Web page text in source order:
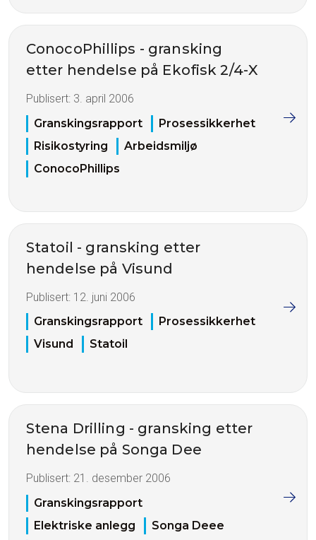
ConocoPhillips - gransking
etter hendelse på Ekofisk 2/4-X
Publisert: 3. april 2006
Granskingsrapport
Prosessikkerhet
Risikostyring
Arbeidsmiljø
ConocoPhillips
Statoil - gransking etter
hendelse på Visund
Publisert: 12. juni 2006
Granskingsrapport
Prosessikkerhet
Visund
Statoil
Stena Drilling - gransking etter
hendelse på Songa Dee
Publisert: 21. desember 2006
Granskingsrapport
Elektriske anlegg
Songa Deee